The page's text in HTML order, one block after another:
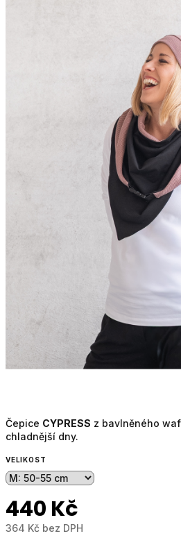
Čepice CYPRESS z bavlněného
chladnější dny.
VELIKOST
440 Kč
364 Kč bez DPH